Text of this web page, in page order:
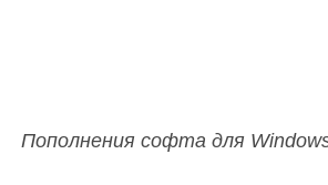
Пополнения софта для